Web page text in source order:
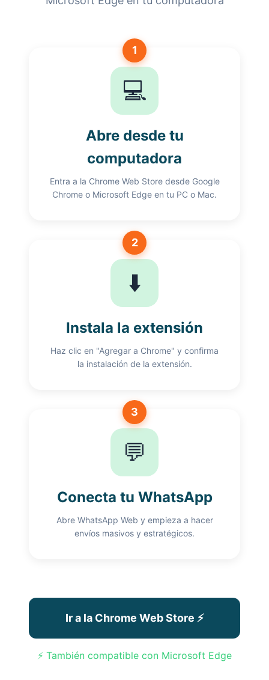
💻
1
Abre desde tu
computadora
Entra a la Chrome Web Store desde Google
Chrome o Microsoft Edge en tu PC o Mac.
⬇️
2
Instala la extensión
Haz clic en "Agregar a Chrome" y confirma
la instalación de la extensión.
💬
3
Conecta tu WhatsApp
Abre WhatsApp Web y empieza a hacer
envíos masivos y estratégicos.
Ir a la Chrome Web Store ⚡
⚡ También compatible con Microsoft Edge